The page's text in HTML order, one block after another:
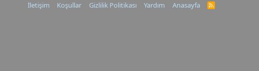
İletişim Koşullar Gizlilik Politikası Yardım Anasayfa
R